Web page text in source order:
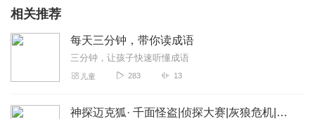
相关推荐
每天三分钟，带你读成语
三分钟，让孩子快速听懂成语
儿童 283 13
神探迈克狐· 千面怪盗|侦探大赛|灰狼危机|多多罗